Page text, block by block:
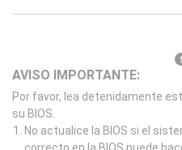
AVISO IMPORTANTE:
Por favor, lea detenidamente
su BIOS.
No actualice la BIOS si el